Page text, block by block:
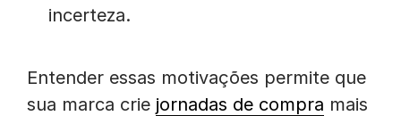
incerteza.
Entender essas motivações permite que
sua marca crie jornadas de compra mais